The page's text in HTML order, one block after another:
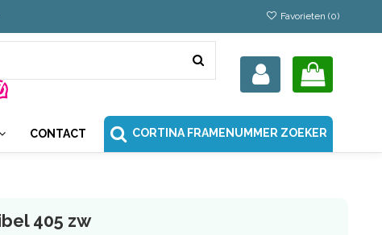
Favorieten (0)
CORTINA FRAMENUMMER ZOEKER
CONTACT
405 zw